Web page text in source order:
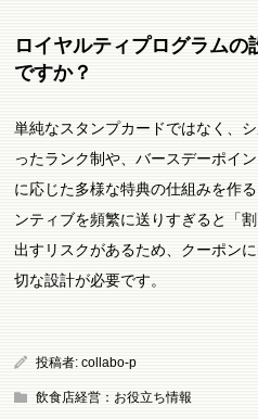
ロイヤルティプログラム
ですか？
単純なスタンプカードではなく、
ったランク制や、バースデーポイ
に応じた多様な特典の仕組みを作
ンティブを頻繁に送りすぎると「
出すリスクがあるため、クーポン
切な設計が必要です。
投稿者:collabo-p
飲食店経営：お役立ち情報